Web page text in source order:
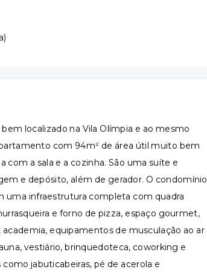
)
localizado na Vila Olímpia e ao mesmo
com 94m² de área útil muito bem
a sala e a cozinha. São uma suíte e
e depósito, além de gerador. O condomínio
infraestrutura completa com quadra
e forno de pizza, espaço gourmet,
equipamentos de musculação ao ar
vestiário, brinquedoteca, coworking e
jabuticabeiras, pé de acerola e